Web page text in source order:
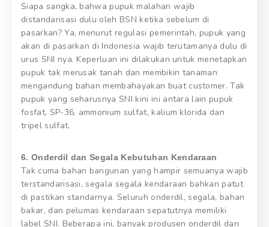
Siapa sangka, bahwa pupuk malahan wajib
distandarisasi dulu oleh BSN ketika sebelum di
pasarkan? Ya, menurut regulasi pemerintah, pupuk yang
akan di pasarkan di Indonesia wajib terutamanya dulu di
urus SNI nya. Keperluan ini dilakukan untuk menetapkan
pupuk tak merusak tanah dan membikin tanaman
mengandung bahan membahayakan buat customer. Tak
pupuk yang seharusnya SNI kini ini antara lain pupuk
fosfat, SP-36, ammonium sulfat, kalium klorida dan
tripel sulfat.
6. Onderdil dan Segala Kebutuhan Kendaraan
Tak cuma bahan bangunan yang hampir semuanya wajib
terstandarisasi, segala segala kendaraan bahkan patut
di pastikan standarnya. Seluruh onderdil, segala, bahan
bakar, dan pelumas kendaraan sepatutnya memiliki
label SNI. Beberapa ini, banyak produsen onderdil dan